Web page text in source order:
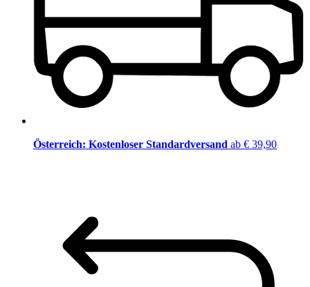
Österreich: Kostenloser Standardversand ab € 39,90